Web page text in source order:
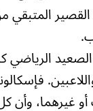
المتبقي
الرياضي
غيرهما، وأن